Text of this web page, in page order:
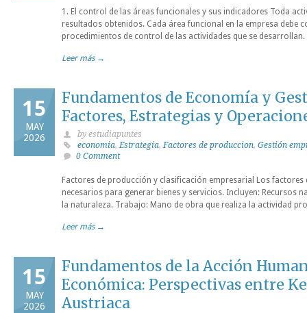
1. El control de las áreas funcionales y sus indicadores Toda
resultados obtenidos. Cada área funcional en la empresa debe
procedimientos de control de las actividades que se
Leer más →
15
MAY
2026
Fundamentos de Economía y
Factores, Estrategias y
by estudiapuntes
economia,Estrategia,Factores de produccion, Gestión
0 Comment
Factores de producción y clasificación empresarial Los
necesarios para generar bienes y servicios. Incluyen: Recursos
la naturaleza. Trabajo: Mano de obra que realiza la actividad
Leer más →
15
MAY
2026
Fundamentos de la Acción
Económica: Perspectivas entre
Austriaca